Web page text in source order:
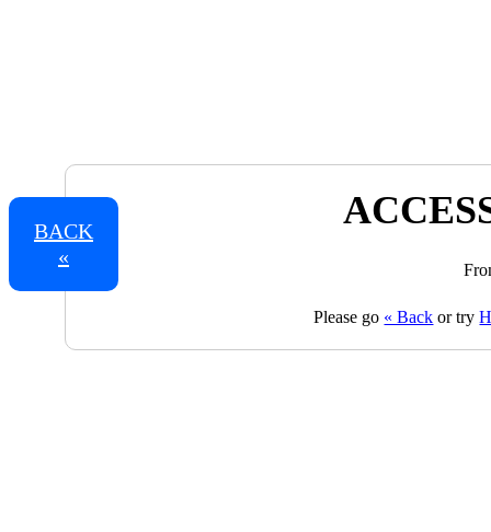
BACK
«
Please go « Back or try